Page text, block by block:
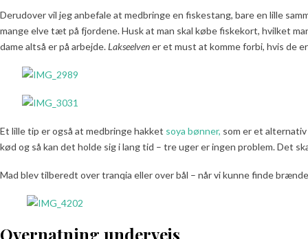
Derudover vil jeg anbefale at medbringe en fiskestang, bare en lille
mange elve tæt på fjordene. Husk at man skal købe fiskekort, hvilket
dame altså er på arbejde.Lakseelvener et must at komme forbi, hvis de
Et lille tip er også at medbringe hakket soya bønner, som er et
kød og så kan det holde sig i lang tid – tre uger er ingen problem. Det
Mad blev tilberedt over tranqia eller over bål – når vi kunne finde
Overnatning undervejs